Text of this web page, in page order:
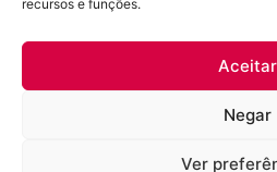
recursos e funções.
Aceitar
Negar
Ver
Política de privacidade
12 – Rua Ubiraci, 545 / 102 – Higienópolis –